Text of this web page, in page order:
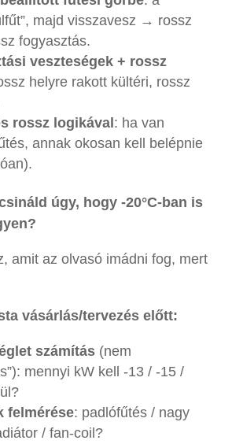
majd visszavesz → rossz
fogyasztás.
veszteségek + rossz
helyre rakott kültéri, rossz
rossz logikával: ha van
annak okosan kell belépnie
úgy, hogy -20°C-ban is
amit az olvasó imádni fog, mert
vásárlás/tervezés előtt:
számítás(nem
mennyi kW kell -13 / -15 /
felmérése: padlófűtés / nagy
/ fan-coil?